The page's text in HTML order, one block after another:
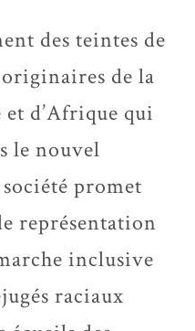
des teintes de
de la
d’Afrique qui
le nouvel
promet
représentation
inclusive
raciaux